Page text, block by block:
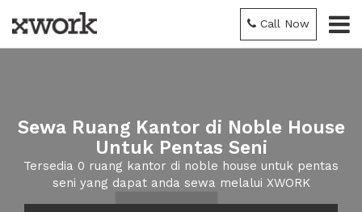
Call Now
Sewa Ruang Kantor di Noble House
Untuk Pentas Seni
Tersedia 0 ruang kantor di noble house untuk pentas
seni yang dapat anda sewa melalui XWORK